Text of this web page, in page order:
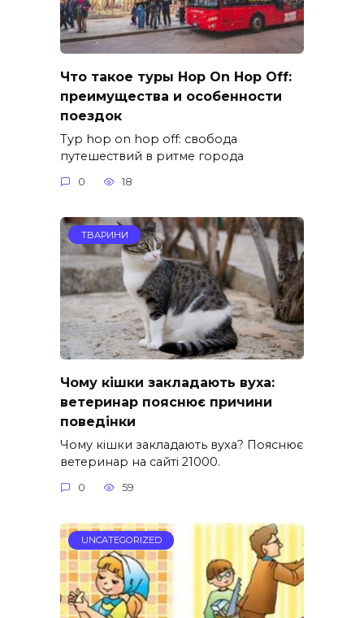
Что такое туры Hop On Hop Off:
преимущества и особенности
поездок
Тур hop on hop off: свобода
путешествий в ритме города
0 18
ТВАРИНИ
Чому кішки закладають вуха:
ветеринар пояснює причини
поведінки
Чому кішки закладають вуха? Пояснює
ветеринар на сайті 21000.
0 59
UNCATEGORIZED